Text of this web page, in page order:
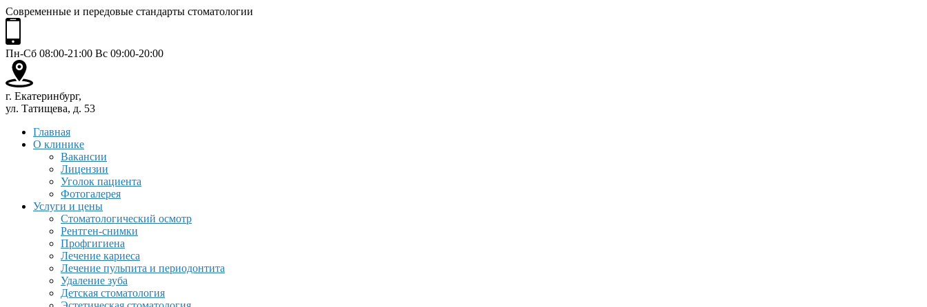
Современные и передовые стандарты стоматологии
Пн-Сб 08:00-21:00 Вс 09:00-20:00
г. Екатеринбург,
ул. Татищева, д. 53
Главная
О клинике
Вакансии
Лицензии
Уголок пациента
Фотогалерея
Услуги и цены
Стоматологический осмотр
Рентген-снимки
Профгигиена
Лечение кариеса
Лечение пульпита и периодонтита
Удаление зуба
Детская стоматология